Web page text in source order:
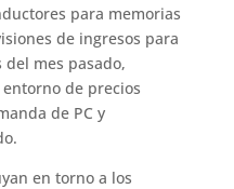
para memorias
de ingresos para
mes pasado,
de precios
de PC y
en torno a los